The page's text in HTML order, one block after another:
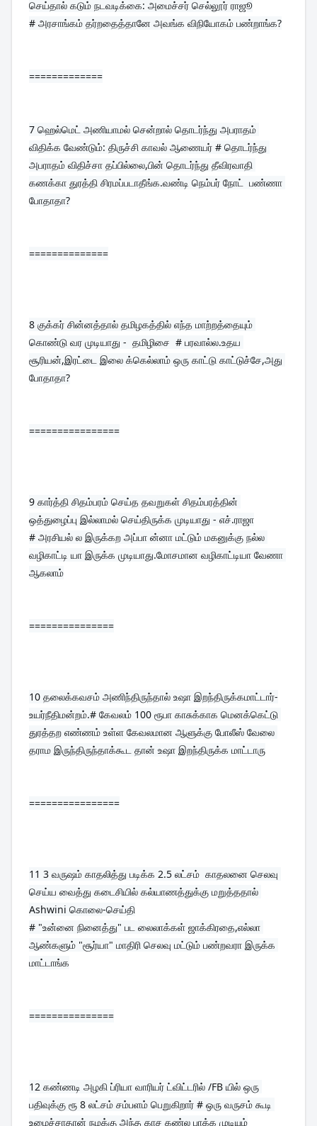
செய்தால் கடும் நடவடிக்கை: அமைச்சர் செல்லூர் ராஜூ
# அரசாங்கம் தர்றதைத்தானே அவங்க விநியோகம் பண்றாங்க?
=============
7 ஹெல்மெட் அணியாமல் சென்றால் தொடர்ந்து அபராதம்
விதிக்க வேண்டும்: திருச்சி காவல் ஆணையர் # தொடர்ந்து
அபராதம் விதிச்சா தப்பில்லை,பின் தொடர்ந்து தீவிரவாதி
கணக்கா துரத்தி சிரமப்படாதீங்க.வண்டி நெம்பர் நோட்  பண்ணா
போதாதா?
==============
8 குக்கர் சின்னத்தால் தமிழகத்தில் எந்த மாற்றத்தையும்
கொண்டு வர முடியாது -  தமிழிசை  # பரவால்ல.உதய
சூரியன்,இரட்டை இலை க்கெல்லாம் ஒரு காட்டு காட்டுச்சே,அது
போதாதா?
================
9 கார்த்தி சிதம்பரம் செய்த தவறுகள் சிதம்பரத்தின்
ஒத்துழைப்பு இல்லாமல் செய்திருக்க முடியாது - எச்.ராஜா
# அரசியல் ல இருக்கற அப்பா ன்னா மட்டும் மகனுக்கு நல்ல
வழிகாட்டி யா இருக்க முடியாது.மோசமான வழிகாட்டியா வேணா
ஆகலாம்
===============
10 தலைக்கவசம் அணிந்திருந்தால் உஷா இறந்திருக்கமாட்டார்-
உயர்நீதிமன்றம்.# கேவலம் 100 ரூபா காசுக்காக மெனக்கெட்டு
துரத்தற எண்ணம் உள்ள கேவலமான ஆளுக்கு போலீஸ் வேலை
தராம இருந்திருந்தாக்கூட தான் உஷா இறந்திருக்க மாட்டாரு
================
11 3 வருஷம் காதலித்து படிக்க 2.5 லட்சம்  காதலனை செலவு
செய்ய வைத்து கடைசியில் கல்யாணத்துக்கு மறுத்ததால்
Ashwini கொலை-செய்தி
# "உன்னை நினைத்து" பட லைலாக்கள் ஜாக்கிரதை,எல்லா
ஆண்களும் "சூர்யா" மாதிரி செலவு மட்டும் பண்றவரா இருக்க
மாட்டாங்க
===============
12 கண்ணடி அழகி ப்ரியா வாரியர் ட்விட்டரில் /FB யில் ஒரு
பதிவுக்கு ரூ 8 லட்சம் சம்பளம் பெறுகிறார் # ஒரு வருசம் கூடி
உழைச்சாதான் நமக்கு அந்த காச கண்ல பாக்க முடியும்